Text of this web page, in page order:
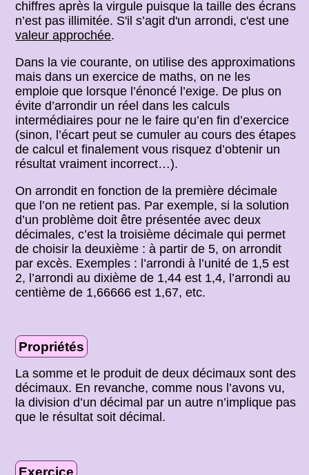
chiffres après la virgule puisque la taille des écrans
n’est pas illimitée. S'il s’agit d'un arrondi, c'est une
valeur approchée.
Dans la vie courante, on utilise des approximations
mais dans un exercice de maths, on ne les
emploie que lorsque l’énoncé l’exige. De plus on
évite d’arrondir un réel dans les calculs
intermédiaires pour ne le faire qu’en fin d’exercice
(sinon, l’écart peut se cumuler au cours des étapes
de calcul et finalement vous risquez d’obtenir un
résultat vraiment incorrect…).
On arrondit en fonction de la première décimale
que l’on ne retient pas. Par exemple, si la solution
d’un problème doit être présentée avec deux
décimales, c’est la troisième décimale qui permet
de choisir la deuxième : à partir de 5, on arrondit
par excès. Exemples : l’arrondi à l’unité de 1,5 est
2, l’arrondi au dixième de 1,44 est 1,4, l’arrondi au
centième de 1,66666 est 1,67, etc.
Propriétés
La somme et le produit de deux décimaux sont des
décimaux. En revanche, comme nous l’avons vu,
la division d’un décimal par un autre n’implique pas
que le résultat soit décimal.
Exercice